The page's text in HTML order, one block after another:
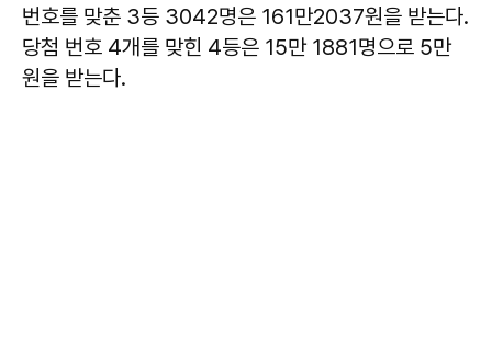
번호를 맞춘 3등 3042명은 161만2037원을 받는다.
당첨 번호 4개를 맞힌 4등은 15만 1881명으로 5만
원을 받는다.